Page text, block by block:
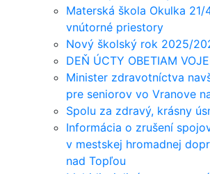
Materská škola Okulka 21/
vnútorné priestory
Nový školský rok 2025/
DEŇ ÚCTY OBETIAM
Minister zdravotníctva
pre seniorov vo Vranove
Spolu za zdravý, krásny
Informácia o zrušení
v mestskej hromadnej
nad Topľou